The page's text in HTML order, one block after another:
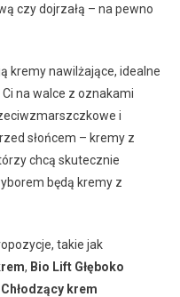
czy dojrzałą – na pewno
kremy nawilżające, idealne
na walce z oznakami
i
słońcem – kremy z
chcą skutecznie
będą kremy z
takie jak
, Bio Lift Głęboko
Chłodzący krem